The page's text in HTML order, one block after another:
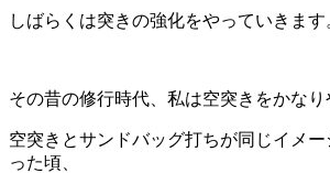
しばらくは突きの強化をやっていきます
その昔の修行時代、私は空突きをかなり
空突きとサンドバッグ打ちが同じイメ
った頃、